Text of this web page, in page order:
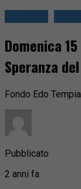
Domenica
Speranza
Fondo Edo Tempia
Pubblicato
2 anni fa